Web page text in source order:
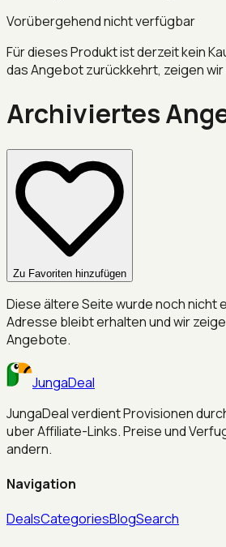
Vorübergehend nicht verfügbar
Für dieses Produkt ist derzeit kein
das Angebot zurückkehrt, zeigen wir
Archiviertes
Zu Favoriten hinzufügen
Diese ältere Seite wurde noch nicht
Adresse bleibt erhalten und wir
Angebote.
JungaDeal
JungaDeal verdient Provisionen
uber Affiliate-Links. Preise und
andern.
Navigation
DealsCategoriesBlogSearch